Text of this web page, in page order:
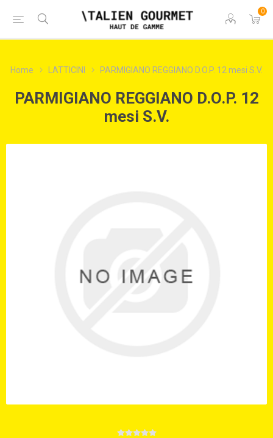
0
Home LATTICINI PARMIGIANO REGGIANO D.O.P. 12 mesi S.V.
PARMIGIANO REGGIANO D.O.P. 12
mesi S.V.